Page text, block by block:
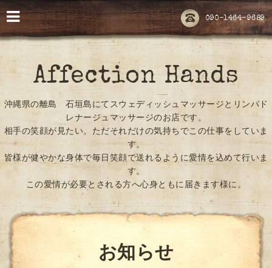
090-1464-9689
Affection Hands
沖縄県の離島 石垣島にてスウェディッシュマッサージとリンパド
レナージュマッサージのお店です。
相手の笑顔が見たい。ただそれだけの気持ちでこの仕事をしていま
す。
皆様が健やかな身体で毎日笑顔で送れるように愛情を込めて行いま
す。
この愛情が必要とされる方へ心身ともに届きます様に。
お知らせ